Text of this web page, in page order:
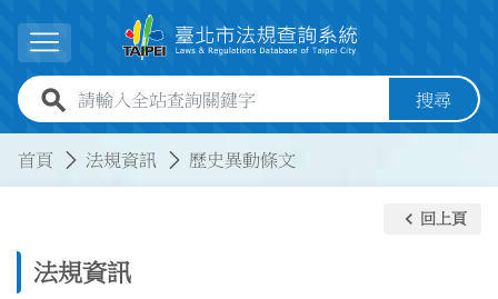
展開選單
全站查詢關鍵字欄位 搜尋
首頁 法規資訊 歷史異動條文
法規資訊
keyboard_arrow_left 回上頁